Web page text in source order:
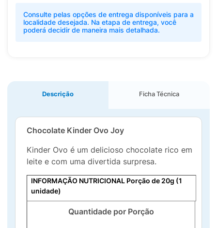
Consulte pelas opções de entrega disponíveis para a
localidade desejada. Na etapa de entrega, você
poderá decidir de maneira mais detalhada.
Descrição Ficha Técnica
Chocolate Kinder Ovo Joy
Kinder Ovo é um delicioso chocolate rico em
leite e com uma divertida surpresa.
INFORMAÇÃO NUTRICIONAL Porção de 20g (1
unidade)
Quantidade por Porção